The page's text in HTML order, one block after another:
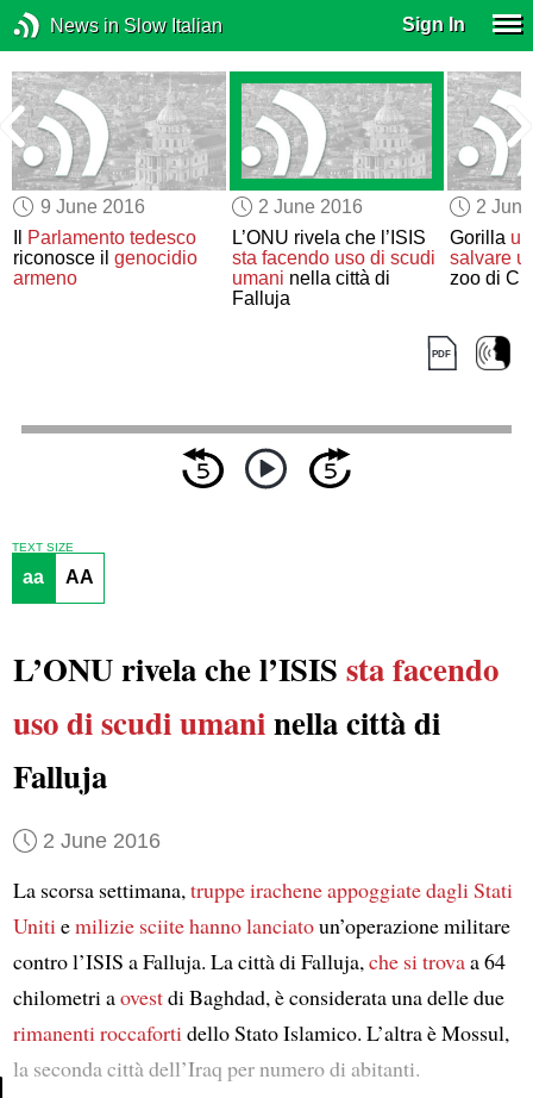
News in Slow Italian Sign In
9 June 2016
Parlamento tedesco
riconosce ilgenocidio
armeno
2 June 2016
L’ONU rivela che l’ISIS
sta facendo uso di scudi
umani nella città di
Falluja
2
Gorilla
salvare
zoo di
TEXT SIZE
aa AA
L’ONU rivela che l’ISIS sta facendo
uso di scudi umaninella città di
Falluja
2 June 2016
La scorsa settimana,truppe irachene appoggiate dagli Stati
Unitiemilizie sciitehanno lanciatoun’operazione militare
contro l’ISIS a Falluja. La città di Falluja,che si trovaa 64
chilometri aovestdi Baghdad, è considerata una delle due
rimanenti roccafortidello Stato Islamico. L’altra è Mossul,
la seconda città dell’Iraq per numero di abitanti.